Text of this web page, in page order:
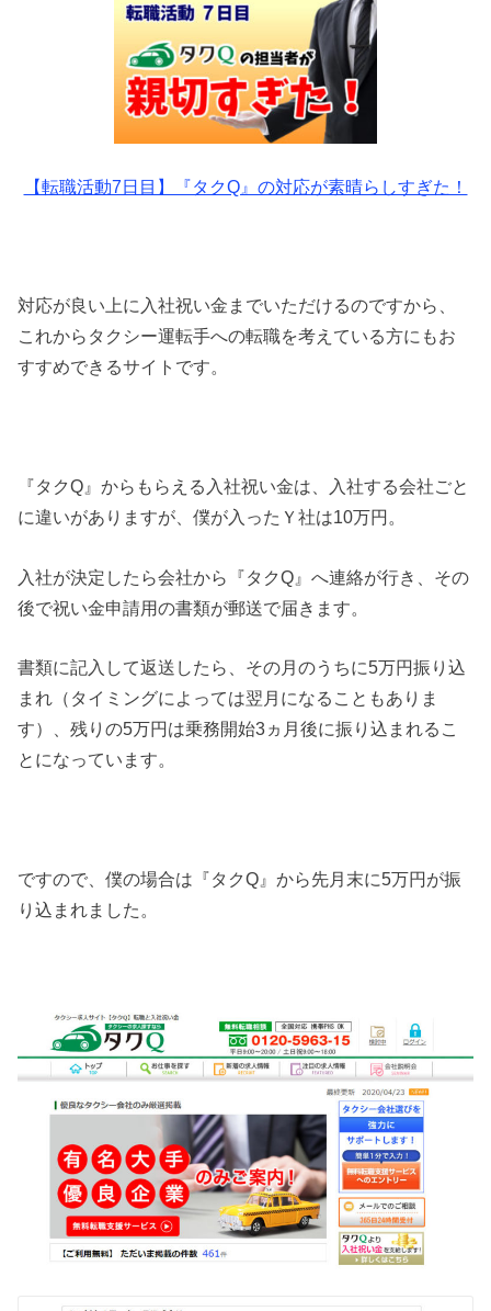
【転職活動7日目】『タクQ』の対応が素晴らしすぎた！
対応が良い上に入社祝い金までいただけるのですから、
これからタクシー運転手への転職を考えている方にもお
すすめできるサイトです。
『タクQ』からもらえる入社祝い金は、入社する会社ごと
に違いがありますが、僕が入ったＹ社は10万円。
入社が決定したら会社から『タクQ』へ連絡が行き、その
後で祝い金申請用の書類が郵送で届きます。
書類に記入して返送したら、その月のうちに5万円振り込
まれ（タイミングによっては翌月になることもありま
す）、残りの5万円は乗務開始3ヵ月後に振り込まれるこ
とになっています。
ですので、僕の場合は『タクQ』から先月末に5万円が振
り込まれました。